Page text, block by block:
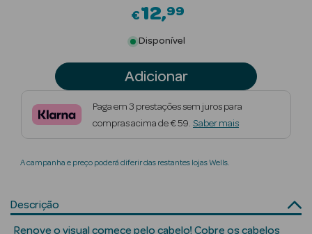
Beauty Season
Maquilhagem
Beauty Season
€12 99
Disponível
Adicionar
Paga em 3 prestações sem juros para
compras acima de € 59. Saber mais
A campanha e preço poderá diferir das restantes lojas Wells.
Descrição
Renove o visual comece pelo cabelo! Cobre os cabelos